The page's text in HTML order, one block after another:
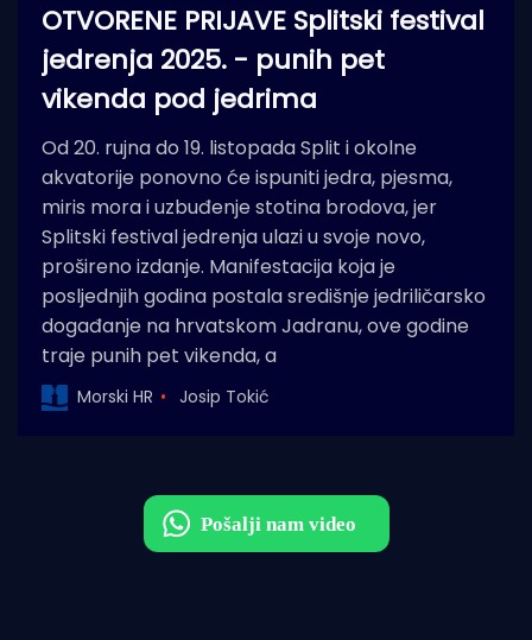
OTVORENE PRIJAVE Splitski festival
jedrenja 2025. - punih pet
vikenda pod jedrima
Od 20. rujna do 19. listopada Split i okolne
akvatorije ponovno će ispuniti jedra, pjesma,
miris mora i uzbuđenje stotina brodova, jer
Splitski festival jedrenja ulazi u svoje novo,
prošireno izdanje. Manifestacija koja je
posljednjih godina postala središnje jedriličarsko
događanje na hrvatskom Jadranu, ove godine
traje punih pet vikenda, a
Morski HR Josip Tokić